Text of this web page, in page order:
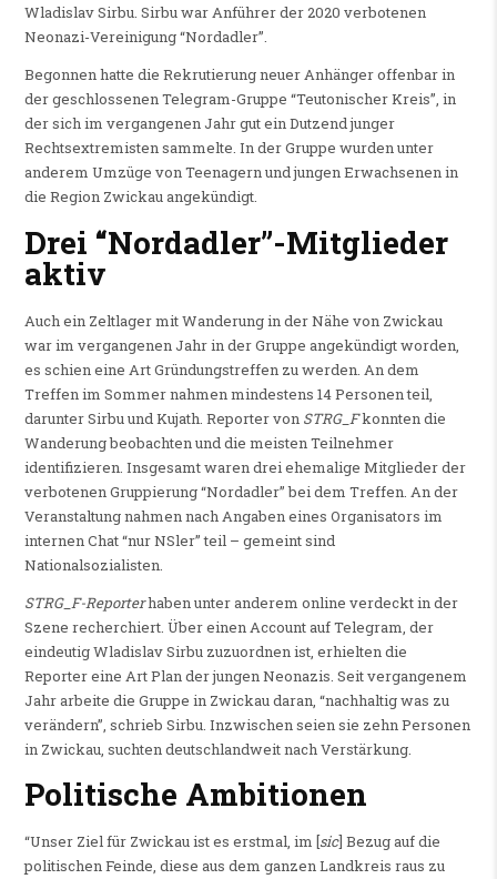
Wladislav Sirbu. Sirbu war Anführer der 2020 verbotenen
Neonazi-Vereinigung “Nordadler”.
Begonnen hatte die Rekrutierung neuer Anhänger offenbar in
der geschlossenen Telegram-Gruppe “Teutonischer Kreis”, in
der sich im vergangenen Jahr gut ein Dutzend junger
Rechtsextremisten sammelte. In der Gruppe wurden unter
anderem Umzüge von Teenagern und jungen Erwachsenen in
die Region Zwickau angekündigt.
Drei “Nordadler”-Mitglieder
aktiv
Auch ein Zeltlager mit Wanderung in der Nähe von Zwickau
war im vergangenen Jahr in der Gruppe angekündigt worden,
es schien eine Art Gründungstreffen zu werden. An dem
Treffen im Sommer nahmen mindestens 14 Personen teil,
darunter Sirbu und Kujath. Reporter von STRG_Fkonnten die
Wanderung beobachten und die meisten Teilnehmer
identifizieren. Insgesamt waren drei ehemalige Mitglieder der
verbotenen Gruppierung “Nordadler” bei dem Treffen. An der
Veranstaltung nahmen nach Angaben eines Organisators im
internen Chat “nur NSler” teil – gemeint sind
Nationalsozialisten.
STRG_F-Reporterhaben unter anderem online verdeckt in der
Szene recherchiert. Über einen Account auf Telegram, der
eindeutig Wladislav Sirbu zuzuordnen ist, erhielten die
Reporter eine Art Plan der jungen Neonazis. Seit vergangenem
Jahr arbeite die Gruppe in Zwickau daran, “nachhaltig was zu
verändern”, schrieb Sirbu. Inzwischen seien sie zehn Personen
in Zwickau, suchten deutschlandweit nach Verstärkung.
Politische Ambitionen
“Unser Ziel für Zwickau ist es erstmal, im [sic] Bezug auf die
politischen Feinde, diese aus dem ganzen Landkreis raus zu